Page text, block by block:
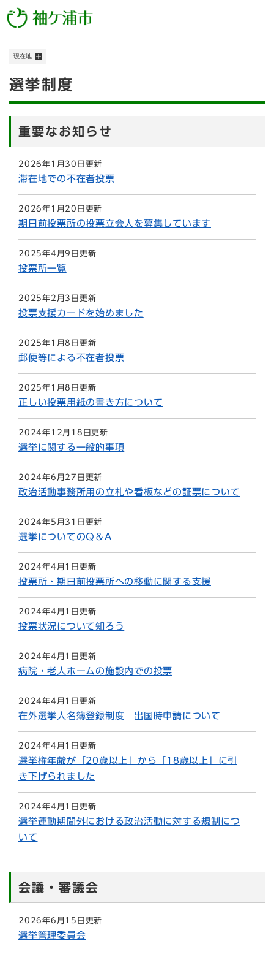
ー
メニューを飛ばして本文へ
現在地
本
選挙制度
重要なお知らせ
2026年1月30日更新
滞在地での不在者投票
2026年1月20日更新
期日前投票所の投票立会人を募集しています
2025年4月9日更新
投票所一覧
2025年2月3日更新
投票支援カードを始めました
2025年1月8日更新
郵便等による不在者投票
2025年1月8日更新
正しい投票用紙の書き方について
2024年12月18日更新
選挙に関する一般的事項
2024年6月27日更新
政治活動事務所用の立札や看板などの証票について
2024年5月31日更新
選挙についてのQ＆A
2024年4月1日更新
投票所・期日前投票所への移動に関する支援
2024年4月1日更新
投票状況について知ろう
2024年4月1日更新
病院・老人ホームの施設内での投票
2024年4月1日更新
在外選挙人名簿登録制度 出国時申請について
2024年4月1日更新
選挙権年齢が「20歳以上」から「18歳以上」に引
き下げられました
2024年4月1日更新
選挙運動期間外における政治活動に対する規制につ
いて
会議・審議会
2026年6月15日更新
選挙管理委員会